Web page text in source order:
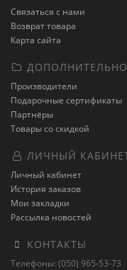
Связаться с нами
Возврат товара
Карта сайта
ДОПОЛНИТЕЛЬНО
Производители
Подарочные сертификаты
Партнёры
Товары со скидкой
ЛИЧНЫЙ
Личный кабинет
История заказов
Мои закладки
Рассылка новостей
КОНТАКТЫ
Телефоны: (050) 965-53-73